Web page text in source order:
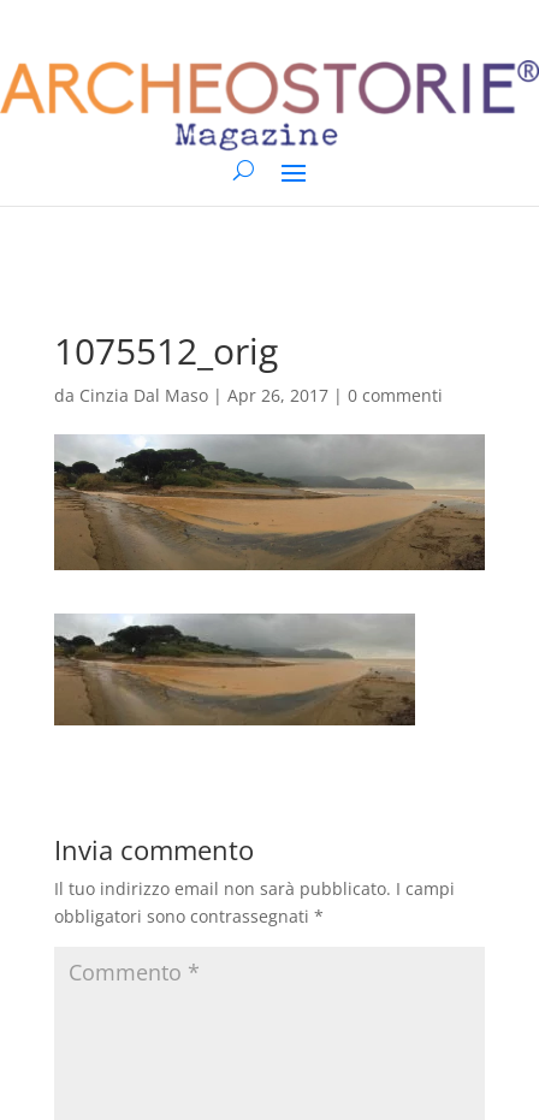
1075512_orig
da Cinzia Dal Maso| Apr 26, 2017| 0 commenti
Invia commento
Il tuo indirizzo email non sarà pubblicato. I campi
obbligatori sono contrassegnati *